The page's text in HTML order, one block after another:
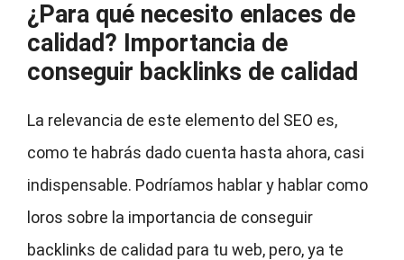
¿Para qué necesito enlaces de
calidad? Importancia de
conseguir backlinks de calidad
La relevancia de este elemento del SEO es,
como te habrás dado cuenta hasta ahora, casi
indispensable. Podríamos hablar y hablar como
loros sobre la importancia de conseguir
backlinks de calidad para tu web, pero, ya te